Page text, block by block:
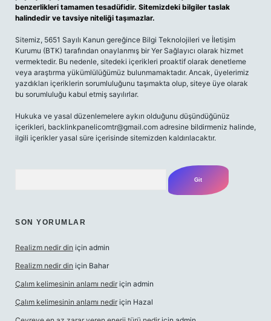
benzerlikleri tamamen tesadüfidir. Sitemizdeki bilgiler taslak
halindedir ve tavsiye niteliği taşımazlar.
Sitemiz, 5651 Sayılı Kanun gereğince Bilgi Teknolojileri ve İletişim
Kurumu (BTK) tarafından onaylanmış bir Yer Sağlayıcı olarak hizmet
vermektedir. Bu nedenle, sitedeki içerikleri proaktif olarak denetleme
veya araştırma yükümlülüğümüz bulunmamaktadır. Ancak, üyelerimiz
yazdıkları içeriklerin sorumluluğunu taşımakta olup, siteye üye olarak
bu sorumluluğu kabul etmiş sayılırlar.
Hukuka ve yasal düzenlemelere aykırı olduğunu düşündüğünüz
içerikleri, backlinkpanelicomtr@gmail.com adresine bildirmeniz halinde,
ilgili içerikler yasal süre içerisinde sitemizden kaldırılacaktır.
SON YORUMLAR
Realizm nedir din için admin
Realizm nedir din için Bahar
Çalım kelimesinin anlamı nedir için admin
Çalım kelimesinin anlamı nedir için Hazal